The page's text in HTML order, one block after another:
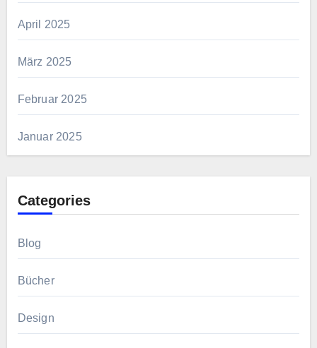
April 2025
März 2025
Februar 2025
Januar 2025
Categories
Blog
Bücher
Design